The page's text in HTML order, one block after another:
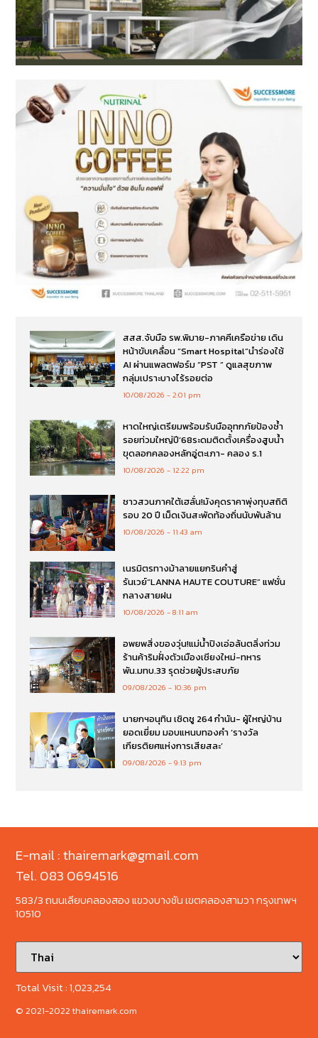
สสส.จับมือ รพ.พิมาย-ภาคคีเครือข่าย เดิน
หน้าขับเคลื่อน “Smart Hospital”นำร่องใช้
AI ผ่านแพลตฟอร์ม “PST ” ดูแลสุขภาพ
กลุ่มเปราะบางไร้รอยต่อ
10/08/2026 2:01 pm
หาดใหญ่เตรียมพร้อมรับมืออุทกภัยป้องซ้ำ
รอยท่วมใหญ่ปี’68ระดมติดตั้งเครื่องสูบน้ำ
ขุดลอกคลองหลักอู่ตะเภา- คลอง ร.1
10/08/2026 12:22 pm
ชาวสวนภาคใต้เฮลั่น!มังคุดราคาพุ่งทุบสถิติ
รอบ 20 ปี เม็ดเงินสะพัดท้องถิ่นนับพันล้าน
10/08/2026 11:43 am
เนรมิตรทางม้าลายแยกรินคำสู่
รันเวย์“LANNA HAUTE COUTURE” แฟชั่น
กลางสายฝน
10/08/2026 8:11 am
อพยพสิ่งของวุ่น!แม่น้ำปิงเอ่อล้นตลิ่งท่วม
ร้านค้าริมฝั่งตัวเมืองเชียงใหม่-ทหาร
พัน.มทบ.33 รุดช่วยผู้ประสบภัย
09/08/2026 10:36 pm
นายกฯอนุทิน เชิดชู 264 กำนัน- ผู้ใหญ่บ้าน
ยอดเยี่ยม มอบแหนบทองคำ ‘รางวัล
เกียรติยศแห่งการเสียสละ’
09/08/2026 9:13 pm
E-mail : thairemark@gmail.com
Tel. 083 0694516
583/3 ถนนเลียบคลองสอง แขวงบางชัน เขตคลองสามวา กรุงเทพฯ
10510
Total Visit :1,023,254
© 2021-2022 thairemark.com